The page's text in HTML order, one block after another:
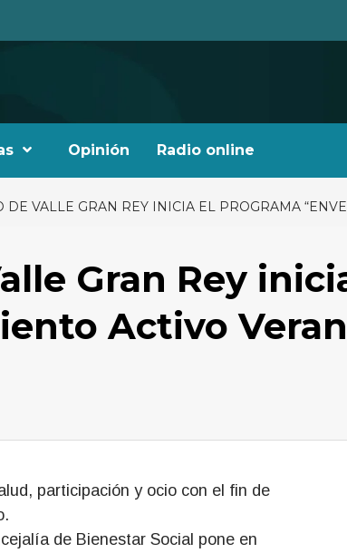
Opinión Radio online
DE VALLE GRAN REY INICIA EL PROGRAMA
Gran Rey
Activo
participación y ocio con el fin de
de Bienestar Social pone en